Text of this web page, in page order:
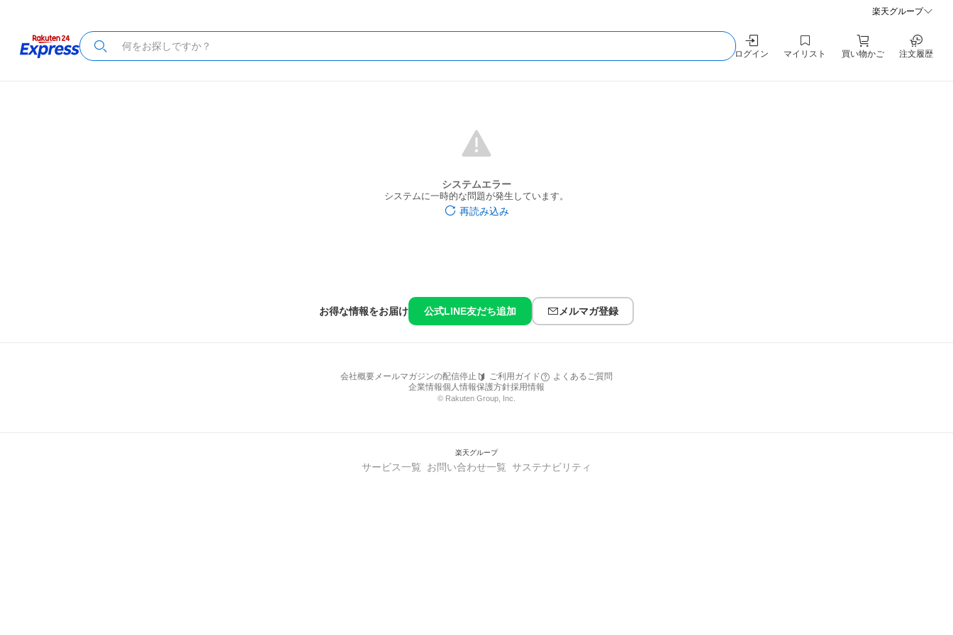
楽天グループ
ログイン マイリスト 買い物かご 注文履歴
システムエラー
システムに一時的な問題が発生しています。
再読み込み
お得な情報をお届け 公式LINE友だち追加 メルマガ登録
会社概要メールマガジンの配信停止 ご利用ガイド
よくあるご質問
企業情報個人情報保護方針採用情報
© Rakuten Group, Inc.
楽天グループ
サービス一覧 お問い合わせ一覧 サステナビリティ